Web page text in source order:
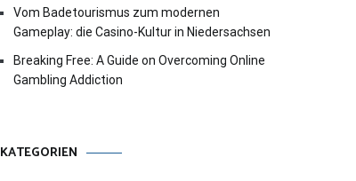
Vom Badetourismus zum modernen
Gameplay: die Casino-Kultur in Niedersachsen
Breaking Free: A Guide on Overcoming Online
Gambling Addiction
KATEGORIEN